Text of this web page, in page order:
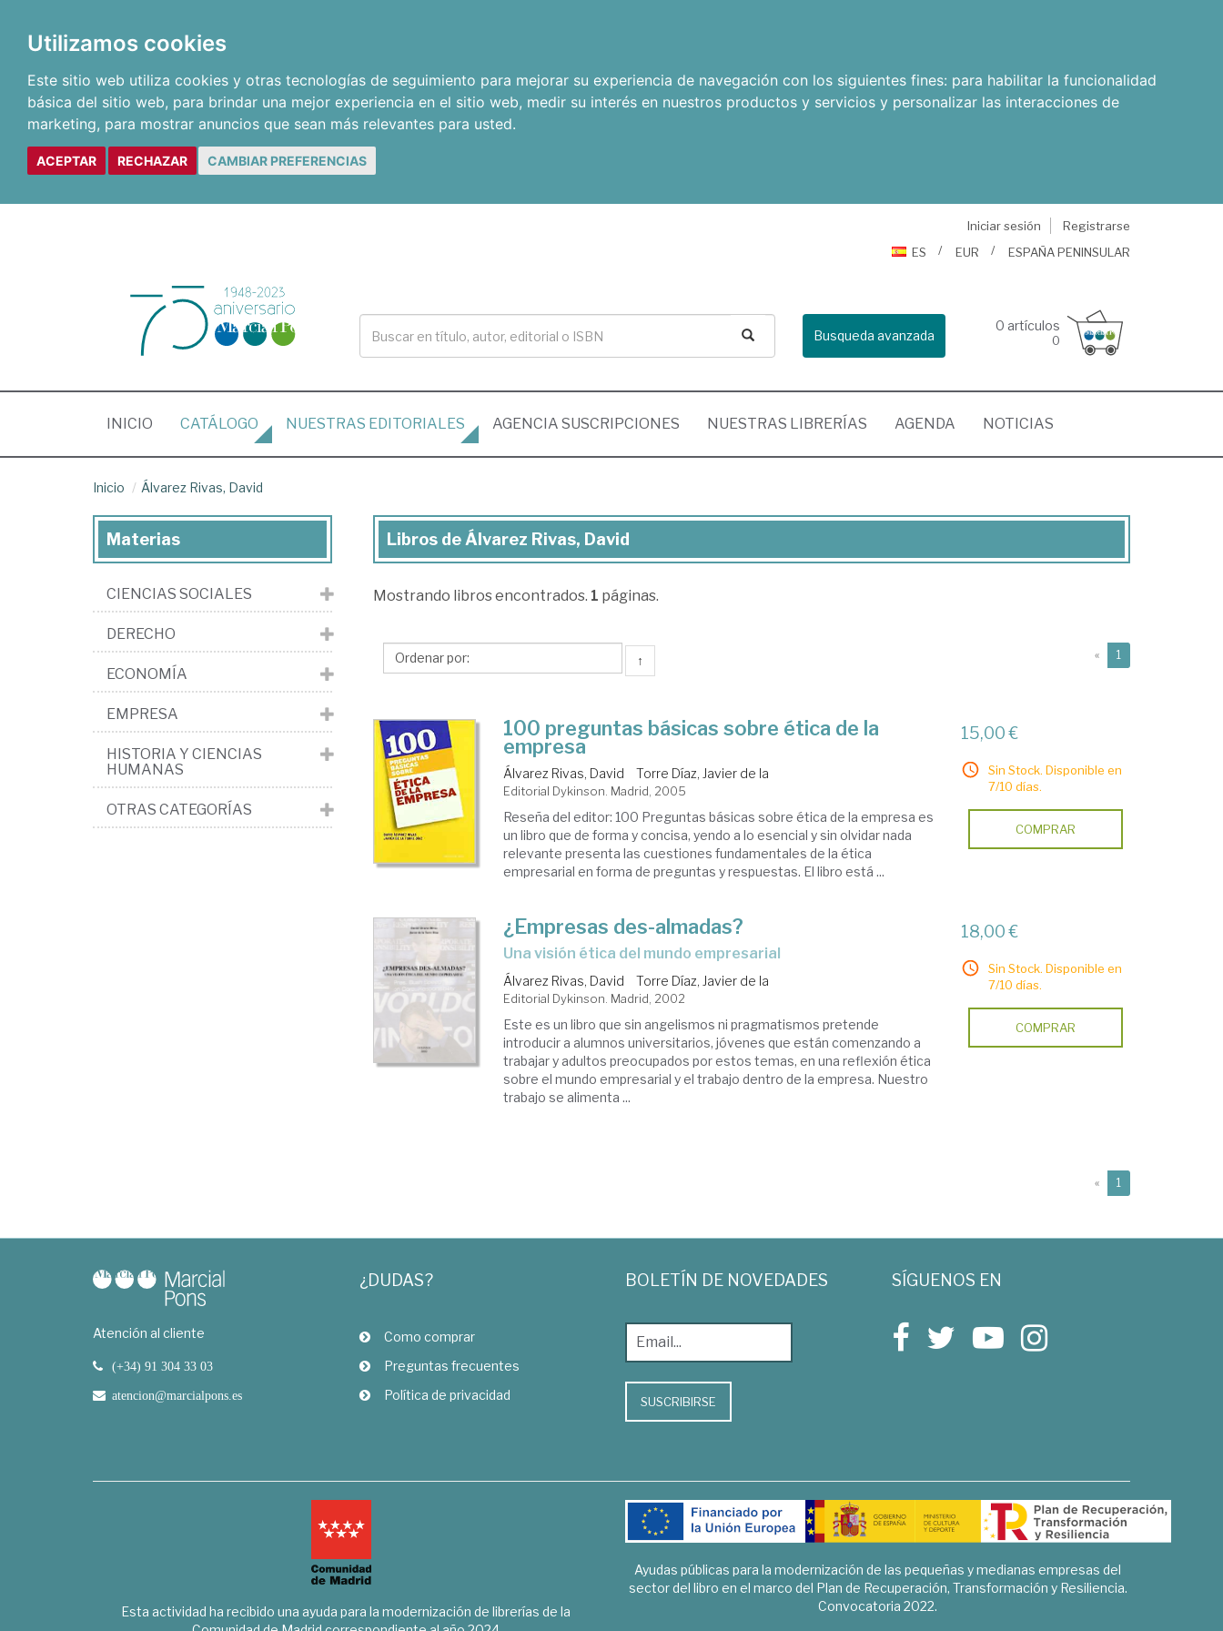
Utilizamos cookies
Este sitio web utiliza cookies y otras tecnologías de seguimiento para mejorar su experiencia de navegación con los siguientes fines: para habilitar la funcionalidad
básica del sitio web, para brindar una mejor experiencia en el sitio web, medir su interés en nuestros productos y servicios y personalizar las interacciones de
marketing, para mostrar anuncios que sean más relevantes para usted.
ACEPTAR RECHAZAR CAMBIAR PREFERENCIAS
Iniciar sesión
Registrarse
ES
EUR ESPAÑA PENINSULAR
Busqueda avanzada
0 artículos
0
INICIO (CURRENT)
CATÁLOGO NUESTRAS EDITORIALES AGENCIA SUSCRIPCIONES NUESTRAS LIBRERÍAS AGENDA NOTICIAS
Inicio Álvarez Rivas, David
Libros
Álvarez
David
Libros de Álvarez Rivas, David
Mostrando libros encontrados. 1 páginas.
↑ « 1
100 preguntas básicas sobre ética de la
empresa
Álvarez Rivas, David Torre Díaz, Javier de la
Editorial Dykinson. Madrid, 2005
Reseña del editor: 100 Preguntas básicas sobre ética de la empresa es
un libro que de forma y concisa, yendo a lo esencial y sin olvidar nada
relevante presenta las cuestiones fundamentales de la ética
empresarial en forma de preguntas y respuestas. El libro está ...
15,00 €
Sin Stock. Disponible en
7/10 días.
COMPRAR
¿Empresas des-almadas?
una visión ética del mundo empresarial
Álvarez Rivas, David Torre Díaz, Javier de la
Editorial Dykinson. Madrid, 2002
Este es un libro que sin angelismos ni pragmatismos pretende
introducir a alumnos universitarios, jóvenes que están comenzando a
trabajar y adultos preocupados por estos temas, en una reflexión ética
sobre el mundo empresarial y el trabajo dentro de la empresa. Nuestro
trabajo se alimenta ...
18,00 €
Sin Stock. Disponible en
7/10 días.
COMPRAR
« 1
Materias
CIENCIAS SOCIALES
DERECHO
ECONOMÍA
EMPRESA
HISTORIA Y CIENCIAS
HUMANAS
OTRAS CATEGORÍAS
Atención al cliente
(+34) 91 304 33 03
atencion@marcialpons.es
¿DUDAS?
Como comprar
Preguntas frecuentes
Política de privacidad
BOLETÍN DE NOVEDADES
SUSCRIBIRSE
SÍGUENOS EN
Esta actividad ha recibido una ayuda para la modernización de librerías de la
Ayudas públicas para la modernización de las pequeñas y medianas empresas del
sector del libro en el marco del Plan de Recuperación, Transformación y Resiliencia.
Convocatoria 2022.